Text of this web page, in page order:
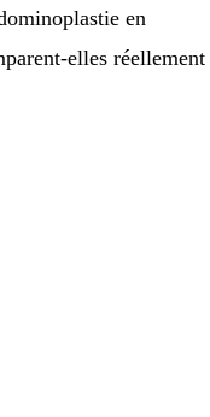
en
elles réellement